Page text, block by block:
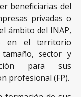
beneficiarias del
privadas o
ámbito del INAP,
en el territorio
sector y
para sus
profesional (FP).